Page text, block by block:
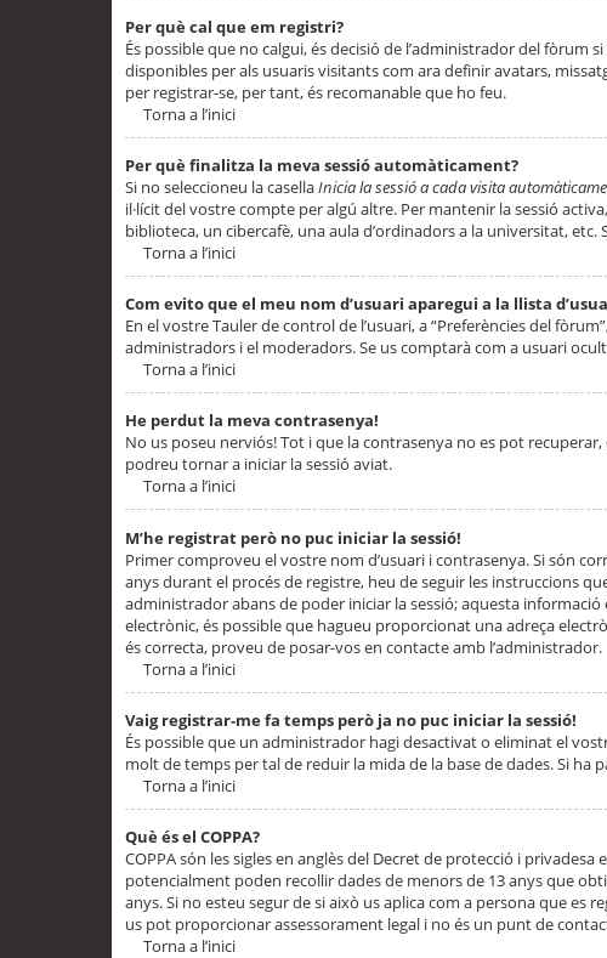
Per què cal que em registri?
És possible que no calgui, és decisió de l’administrador del
disponibles per als usuaris visitants com ara definir avatars,
per registrar-se, per tant, és recomanable que ho feu.
Torna a l’inici
Per què finalitza la meva sessió automàticament?
Si no seleccioneu la casellaInicia la sessió a cada visita
il·lícit del vostre compte per algú altre. Per mantenir la sessió
biblioteca, un cibercafè, una aula d’ordinadors a la universitat,
Torna a l’inici
Com evito que el meu nom d’usuari aparegui a la llista
En el vostre Tauler de control de l’usuari, a “Preferències del
administradors i el moderadors. Se us comptarà com a usuari
Torna a l’inici
He perdut la meva contrasenya!
No us poseu nerviós! Tot i que la contrasenya no es pot
podreu tornar a iniciar la sessió aviat.
Torna a l’inici
M’he registrat però no puc iniciar la sessió!
Primer comproveu el vostre nom d’usuari i contrasenya. Si són
anys durant el procés de registre, heu de seguir les instruccions
administrador abans de poder iniciar la sessió; aquesta
electrònic, és possible que hagueu proporcionat una adreça
és correcta, proveu de posar-vos en contacte amb l’administrador.
Torna a l’inici
Vaig registrar-me fa temps però ja no puc iniciar la sessió!
És possible que un administrador hagi desactivat o eliminat el
molt de temps per tal de reduir la mida de la base de dades. Si
Torna a l’inici
Què és el COPPA?
COPPA són les sigles en anglès del Decret de protecció i
potencialment poden recollir dades de menors de 13 anys que
anys. Si no esteu segur de si això us aplica com a persona que es
us pot proporcionar assessorament legal i no és un punt de
Torna a l’inici